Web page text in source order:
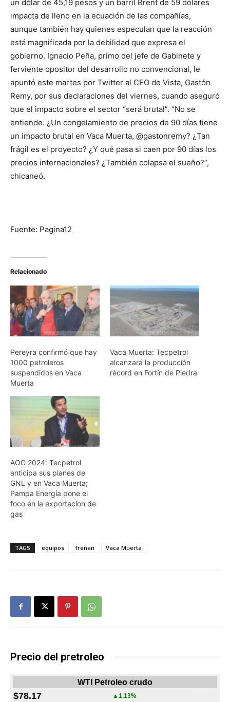
un dólar de 45,19 pesos y un barril Brent de 59 dólares
impacta de lleno en la ecuación de las compañías,
aunque también hay quienes especulan que la reacción
está magnificada por la debilidad que expresa el
gobierno. Ignacio Peña, primo del jefe de Gabinete y
ferviente opositor del desarrollo no convencional, le
apuntó este martes por Twitter al CEO de Vista, Gastón
Remy, por sus declaraciones del viernes, cuando aseguró
que el impacto sobre el sector “será brutal”. “No se
entiende. ¿Un congelamiento de precios de 90 días tiene
un impacto brutal en Vaca Muerta, @gastonremy? ¿Tan
frágil es el proyecto? ¿Y qué pasa si caen por 90 días los
precios internacionales? ¿También colapsa el sueño?”,
chicaneó.
Fuente: Pagina12
Relacionado
Pereyra confirmó que hay
1000 petroleros
suspendidos en Vaca
Muerta
Vaca Muerta: Tecpetrol
alcanzará la producción
récord en Fortín de Piedra
AOG 2024: Tecpetrol
anticipa sus planes de
GNL y en Vaca Muerta;
Pampa Energía pone el
foco en la exportacion de
gas
TAGS equipos frenan Vaca Muerta
Precio del pretroleo
WTI Petroleo crudo
$78.17 ▲1.13%